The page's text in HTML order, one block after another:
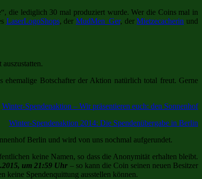
die lediglich 30 mal produziert wurde. Wer die Coins mal in
LaserLogoShops, der MudMen_Ger, derMietzecacherin und
ehemalige Botschafter der Aktion natürlich total freut. Gerne
Winter-Spendenaktion – Wir präsentieren euch: den Sonnenhof
Winter-Spendenaktion 2014: Die Spendenübergabe in Berlin
Berlin und wird von uns nochmal aufgerundet.
keine Namen, so dass die Anonymität erhalten bleibt.
um 21:59 Uhr – so kann die Coin seinen neuen Besitzer
keine Spendenquittung ausstellen können.